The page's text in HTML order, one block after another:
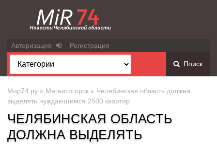
Авторизация Регистрация
Поиск
Мир74.ру » Магнитогорск » Челябинская область должна
выделять нуждающимся 2500 квартир
ЧЕЛЯБИНСКАЯ ОБЛАСТЬ
ДОЛЖНА ВЫДЕЛЯТЬ